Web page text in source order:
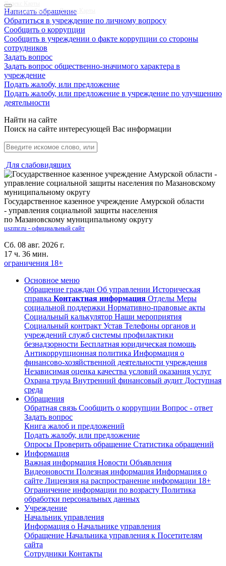
Написать обращение
Обратиться в учреждение по личному вопросу
Сообщить о коррупции
Сообщить в учреждении о факте коррупции со стороны
сотрудников
Задать вопрос
Задать вопрос общественно-значимого характера в
учреждение
Подать жалобу, или предложение
Подать жалобу, или предложение в учреждение по улучшению
деятельности
Найти на сайте
Поиск на сайте интересующей Вас информации
Для слабовидящих
Государственное казенное учреждение Амурской области
- управления социальной защиты населения
по Мазановскому муниципальному округу
uszmr.ru - официальный сайт
Сб. 08 авг. 2026 г.
17 ч. 36 мин.
ограничения 18+
Основное меню
Обращение граждан Об управлении Историческая
справка Контактная информация Отделы Меры
социальной поддержки Нормативно-правовые акты
Социальный калькулятор Наши мероприятия
Социальный контракт Устав Телефоны органов и
учреждений служб системы профилактики
безнадзорности Бесплатная юридическая помощь
Антикоррупционная политика Информация о
финансово-хозяйственной деятельности учреждения
Независимая оценка качества условий оказания услуг
Охрана труда Внутренний финансовый аудит Доступная
среда
Обращения
Обратная связь Сообщить о коррупции Вопрос - ответ
Задать вопрос
Книга жалоб и предложений
Подать жалобу, или предложение
Опросы Проверить обращение Статистика обращений
Информация
Важная информация Новости Объявления
Видеоновости Полезная информация Информация о
сайте Лицензия на распространение информации 18+
Ограничение информации по возрасту Политика
обработки персональных данных
Учреждение
Начальник управления
Информация о Начальнике управления
Обращение Начальника управления к Посетителям
сайта
Сотрудники Контакты
Яндекс Карты
Амурская область — Яндекс Карты